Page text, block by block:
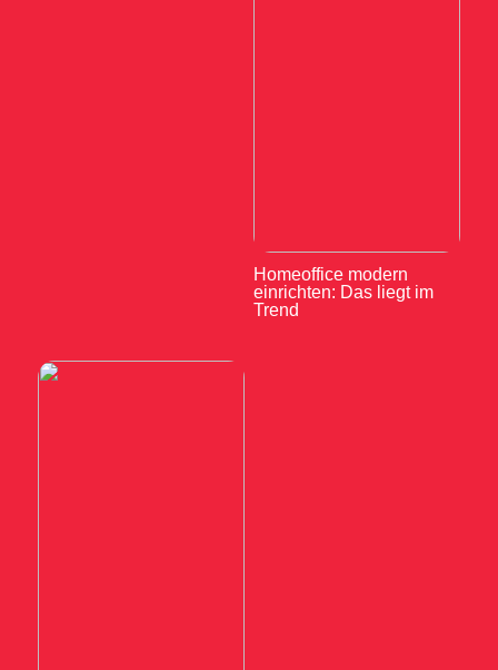
Homeoffice modern
einrichten: Das liegt im
Trend